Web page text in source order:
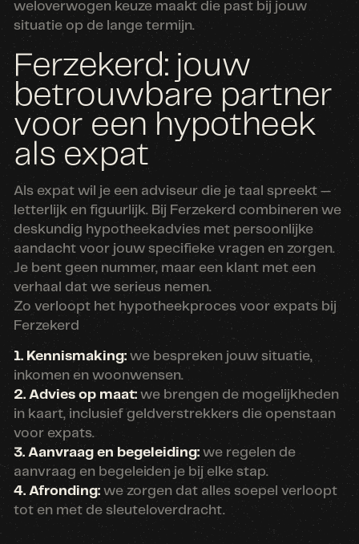
weloverwogen keuze maakt die past bij jouw
situatie op de lange termijn.
Ferzekerd: jouw
betrouwbare partner
voor een hypotheek
als expat
Als expat wil je een adviseur die je taal spreekt —
letterlijk en figuurlijk. Bij Ferzekerd combineren we
deskundig hypotheekadvies met persoonlijke
aandacht voor jouw specifieke vragen en zorgen.
Je bent geen nummer, maar een klant met een
verhaal dat we serieus nemen.
Zo verloopt het hypotheekproces voor expats bij
Ferzekerd
1. Kennismaking:we bespreken jouw situatie,
inkomen en woonwensen.
2. Advies op maat:we brengen de mogelijkheden
in kaart, inclusief geldverstrekkers die openstaan
voor expats.
3. Aanvraag en begeleiding:we regelen de
aanvraag en begeleiden je bij elke stap.
4. Afronding:we zorgen dat alles soepel verloopt
tot en met de sleuteloverdracht.